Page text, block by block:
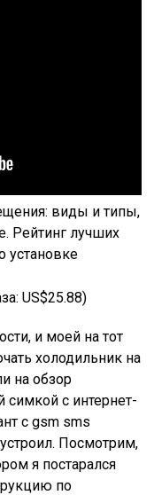
виды и типы,
Рейтинг лучших
установке
US$25.88)
и моей на тот
холодильник на
на обзор
с интернет-
с gsm sms
Посмотрим,
я постарался
по